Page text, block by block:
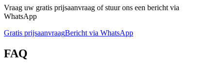
Vraag uw gratis prijsaanvraag of stuur ons een bericht via
WhatsApp
Gratis prijsaanvraagBericht via WhatsApp
FAQ